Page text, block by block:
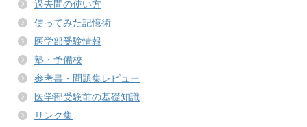
過去問の使い方
使ってみた記憶術
医学部受験情報
塾・予備校
参考書・問題集レビュー
医学部受験前の基礎知識
リンク集